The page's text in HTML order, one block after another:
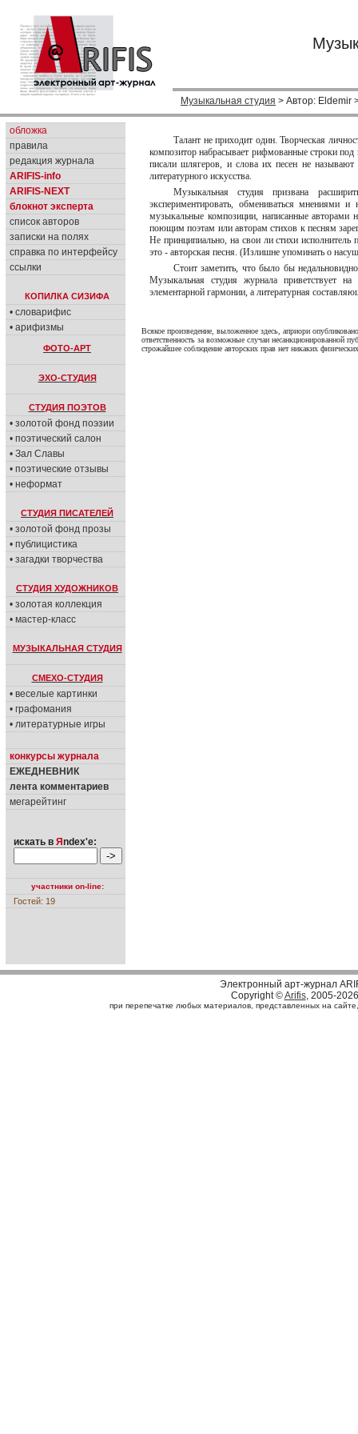
Музыкальная студия > Автор: Eldemir
обложка
правила
редакция журнала
ARIFIS-info
ARIFIS-NEXT
блокнот эксперта
список авторов
записки на полях
справка по интерфейсу
ссылки
КОПИЛКА СИЗИФА
• словарифис
• арифизмы
ФОТО-АРТ
ЭХО-СТУДИЯ
СТУДИЯ ПОЭТОВ
• золотой фонд поэзии
• поэтический салон
• Зал Славы
• поэтические отзывы
• неформат
СТУДИЯ ПИСАТЕЛЕЙ
• золотой фонд прозы
• публицистика
• загадки творчества
СТУДИЯ ХУДОЖНИКОВ
• золотая коллекция
• мастер-класс
МУЗЫКАЛЬНАЯ СТУДИЯ
СМЕХО-СТУДИЯ
• веселые картинки
• графомания
• литературные игры
конкурсы журнала
ЕЖЕДНЕВНИК
лента комментариев
мегарейтинг
искать в Я ndex'е:
участники on-line:
Гостей: 19
Талант не приходит один. Творческая
композитор набрасывает рифмованные строки
писали шлягеров, и слова их песен не
литературного искусства.
Музыкальная студия призвана
экспериментировать, обмениваться мнениями
музыкальные композиции, написанные
поющим поэтам или авторам стихов к песням
Не принципиально, на свои ли стихи
это - авторская песня. (Излишне упоминать о
Стоит заметить, что было бы
Музыкальная студия журнала приветствует
элементарной гармонии, а литературная
Всякое произведение, выложенное здесь, априори
ответственность за возможные случаи несанкционированной
строжайшее соблюдение авторских прав нет никаких
Электронный арт-журнал
Copyright ©Arifis, 2005-2026
при перепечатке любых материалов, представленных на